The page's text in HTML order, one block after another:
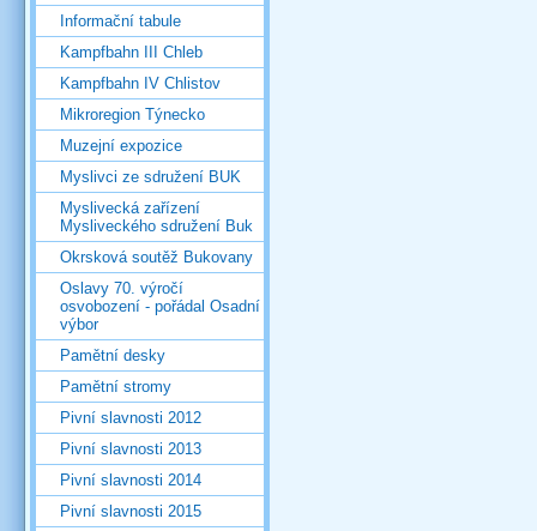
Informační tabule
Kampfbahn III Chleb
Kampfbahn IV Chlistov
Mikroregion Týnecko
Muzejní expozice
Myslivci ze sdružení BUK
Myslivecká zařízení
Mysliveckého sdružení Buk
Okrsková soutěž Bukovany
Oslavy 70. výročí
osvobození - pořádal Osadní
výbor
Pamětní desky
Pamětní stromy
Pivní slavnosti 2012
Pivní slavnosti 2013
Pivní slavnosti 2014
Pivní slavnosti 2015